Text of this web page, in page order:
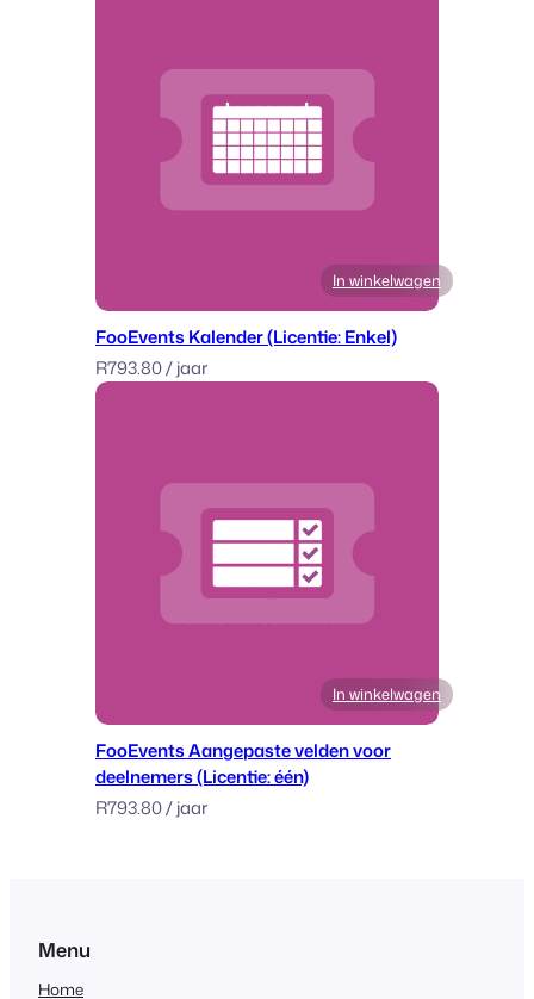
In winkelwagen
FooEvents Kalender (Licentie: Enkel)
R793.80/ jaar
In winkelwagen
FooEvents Aangepaste velden voor
deelnemers (Licentie: één)
R793.80/ jaar
Menu
Home